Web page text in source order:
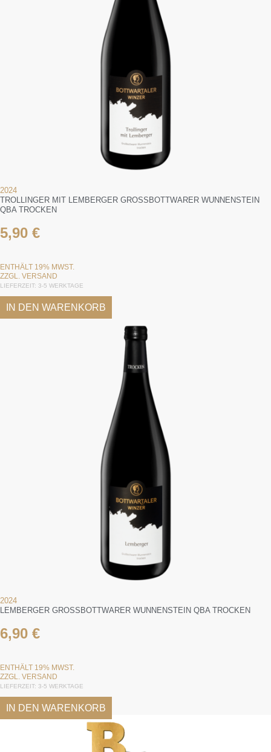
2024
TROLLINGER MIT LEMBERGER GROSSBOTTWARER WUNNENSTEIN Q
BA TROCKEN
5,90 €
ENTHÄLT 19% MWST.
ZZGL. VERSAND
LIEFERZEIT: 3-5 WERKTAGE
IN DEN WARENKORB
2024
LEMBERGER GROSSBOTTWARER WUNNENSTEIN QBA TROCKEN
6,90 €
ENTHÄLT 19% MWST.
ZZGL. VERSAND
LIEFERZEIT: 3-5 WERKTAGE
IN DEN WARENKORB